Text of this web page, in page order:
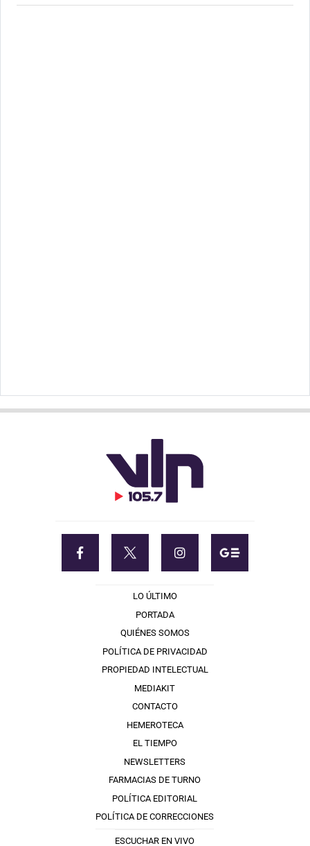
LO ÚLTIMO
PORTADA
QUIÉNES SOMOS
POLÍTICA DE PRIVACIDAD
PROPIEDAD INTELECTUAL
MEDIAKIT
CONTACTO
HEMEROTECA
EL TIEMPO
NEWSLETTERS
FARMACIAS DE TURNO
POLÍTICA EDITORIAL
POLÍTICA DE CORRECCIONES
ESCUCHAR EN VIVO